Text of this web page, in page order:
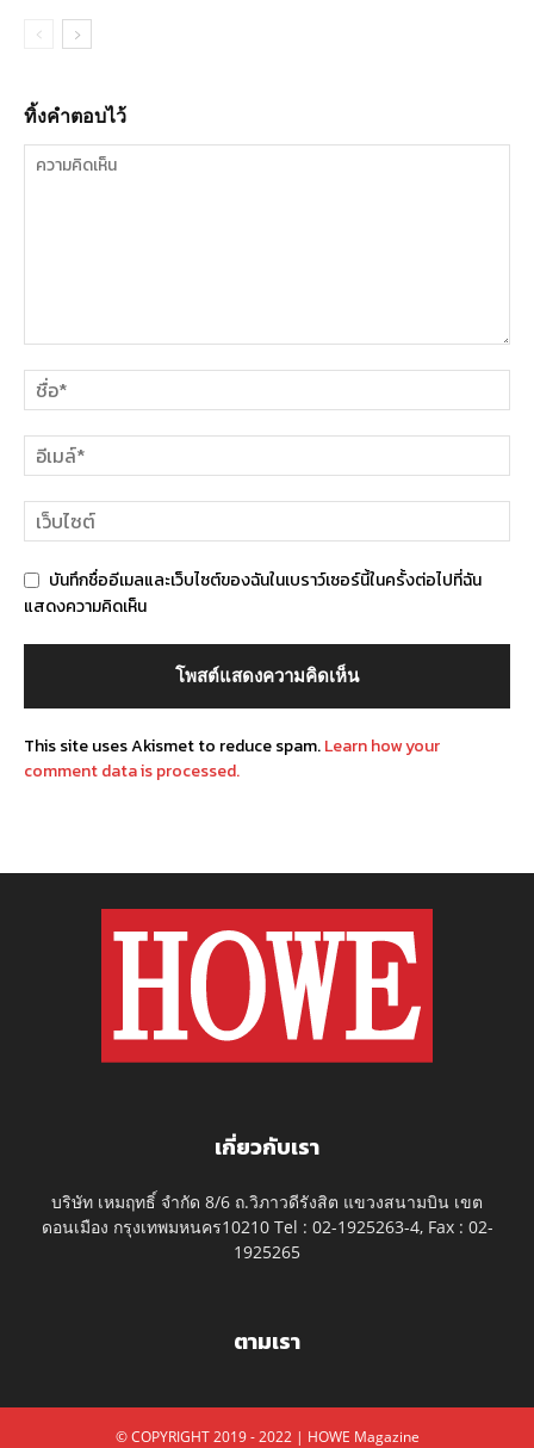
ทิ้งคำตอบไว้
บันทึกชื่ออีเมลและเว็บไซต์ของฉันในเบราว์เซอร์นี้ในครั้งต่อไปที่ฉัน
แสดงความคิดเห็น
This site uses Akismet to reduce spam.Learn how your
comment data is processed.
เกี่ยวกับเรา
บริษัท เหมฤทธิ์ จำกัด 8/6 ถ.วิภาวดีรังสิต แขวงสนามบิน เขต
ดอนเมือง กรุงเทพมหนคร10210 Tel : 02-1925263-4, Fax : 02-
1925265
ตามเรา
© COPYRIGHT 2019 - 2022 | HOWE Magazine